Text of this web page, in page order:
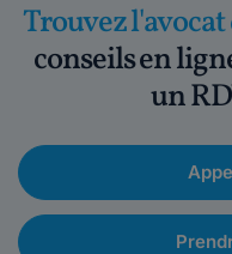
Trouvez
conseils en
un